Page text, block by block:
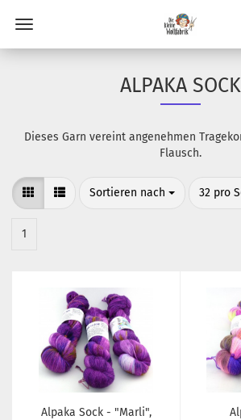
ALPAKA SOCK
Dieses Garn vereint angenehmen
Flausch.
Sortieren nach
Sortieren nach 32 pro
pro
1
Alpaka Sock - "Marli",